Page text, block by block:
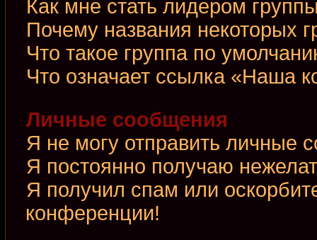
Как мне стать лидером
Почему названия некоторых
Что такое группа по
Что означает ссылка «Наша
Личные сообщения
Я не могу отправить личные
Я постоянно получаю
Я получил спам или
конференции!